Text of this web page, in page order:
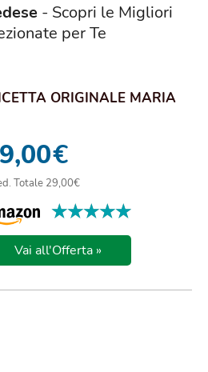
- Scopri le Migliori
per Te
ORIGINALE MARIA
€
Totale 29,00€
★★★★★
★★★★★
Vai all'Offerta »